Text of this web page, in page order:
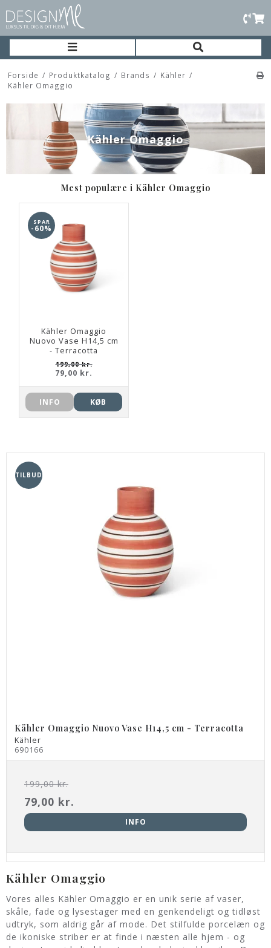
Forside / Produktkatalog / Brands / Kähler /
Kähler Omaggio
Kähler Omaggio
Mest populære i Kähler Omaggio
SPAR
-60%
Kähler Omaggio
Nuovo Vase H14,5 cm
- Terracotta
199,00 kr.
79,00 kr.
INFO KØB
TILBUD
Kähler Omaggio Nuovo Vase H14,5 cm - Terracotta
Kähler
690166
199,00 kr.
79,00 kr.
INFO
Kähler Omaggio
Vores alles Kähler Omaggio er en unik serie af vaser,
skåle, fade og lysestager med en genkendeligt og tidløst
udtryk, som aldrig går af mode. Det stilfulde porcelæn og
de ikoniske striber er at finde i næsten alle hjem - og